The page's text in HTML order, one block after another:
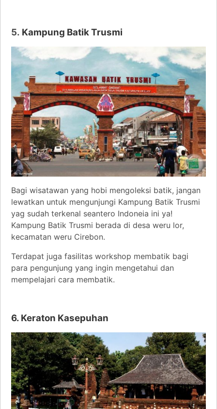
5. Kampung Batik Trusmi
Bagi wisatawan yang hobi mengoleksi batik, jangan
lewatkan untuk mengunjungi Kampung Batik Trusmi
yag sudah terkenal seantero Indoneia ini ya!
Kampung Batik Trusmi berada di desa weru lor,
kecamatan weru Cirebon.
Terdapat juga fasilitas workshop membatik bagi
para pengunjung yang ingin mengetahui dan
mempelajari cara membatik.
6. Keraton Kasepuhan